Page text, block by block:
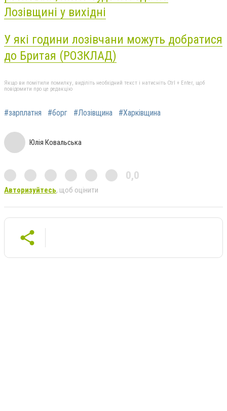
Лозівщині у вихідні
У які години лозівчани можуть добратися
до Бритая (РОЗКЛАД)
Якщо ви помітили помилку, виділіть необхідний текст і натисніть Ctrl + Enter, щоб
повідомити про це редакцію
#зарплатня #борг #Лозівщина #Харківщина
Юлія Ковальська
0,0
Авторизуйтесь, щоб оцінити